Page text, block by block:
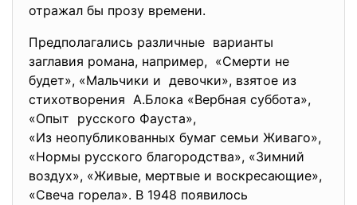
отражал бы прозу времени.
Предполагались различные варианты
заглавия романа, например, «Смерти не
будет», «Мальчики и девочки», взятое из
стихотворения А.Блока «Вербная суббота»,
«Опыт русского Фауста»,
«Из неопубликованных бумаг семьи Живаго»,
«Нормы русского благородства», «Зимний
воздух», «Живые, мертвые и воскресающие»,
«Свеча горела». В 1948 появилось